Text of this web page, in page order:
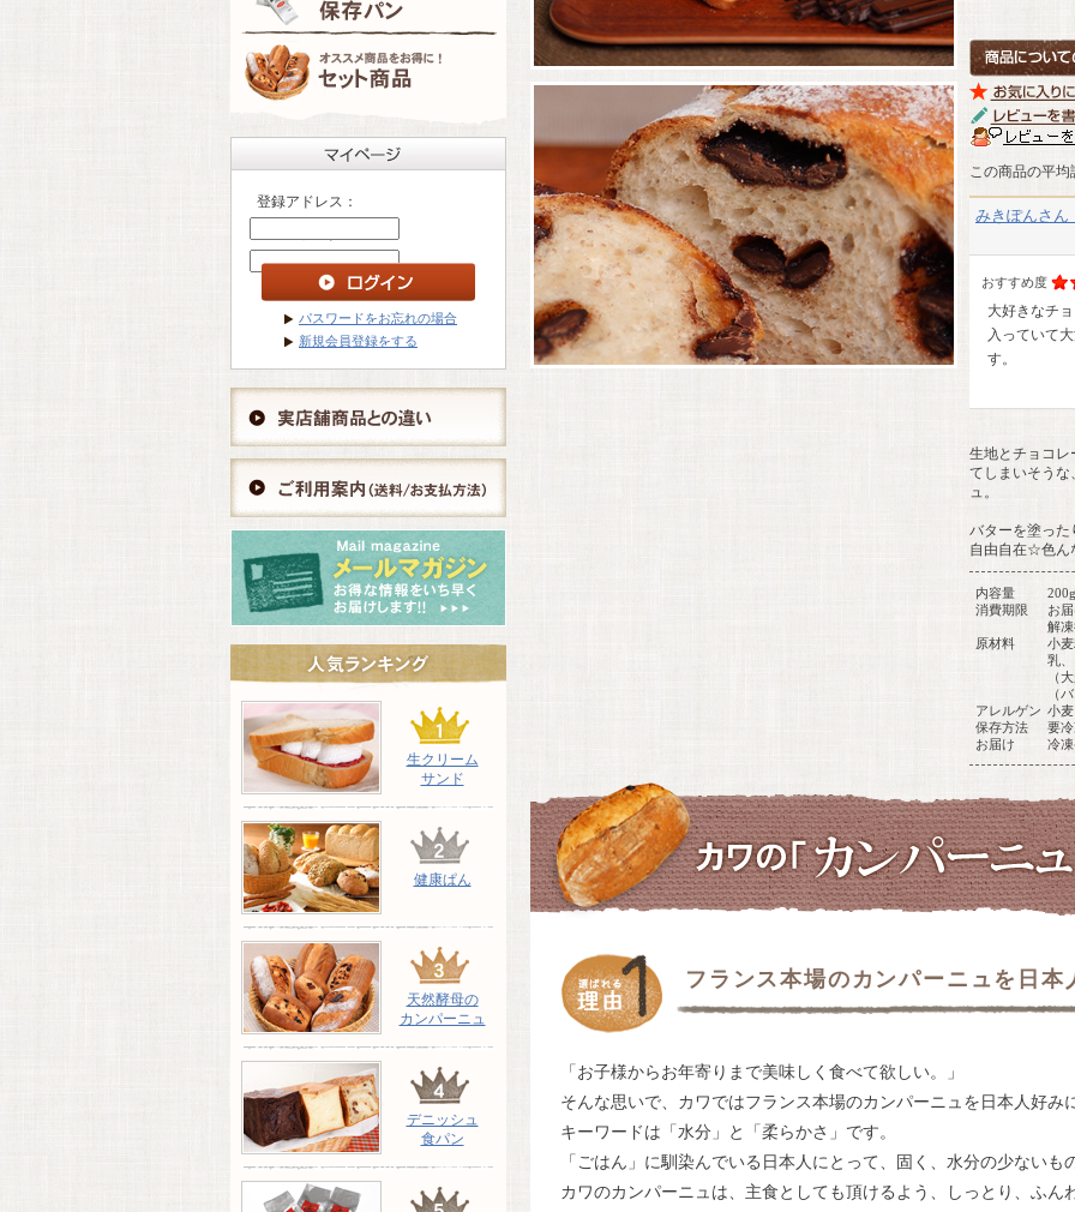
登録アドレス：
パスワードをお忘れの場合
新規会員登録をする
生クリーム
サンド
健康ぱん
天然酵母の
カンパーニュ
デニッシュ
食パン
この商品の平均
みきぽんさん
おすすめ度
大好きなチ
入っていて
す。
生地とチョコレ
てしまいそうな
ュ。
バターを塗った
自由自在☆色ん
内容量
200g
消費期限
お
解
原材料
小
乳
（
（
アレルゲン 小
保存方法
要
お届け
冷
フランス本場のカンパーニュを日本
「お子様からお年寄りまで美味しく食べて欲しい。」
そんな思いで、カワではフランス本場のカンパーニュを日本人好み
キーワードは「水分」と「柔らかさ」です。
「ごはん」に馴染んでいる日本人にとって、固く、水分の少ない
カワのカンパーニュは、主食としても頂けるよう、しっとり、ふん